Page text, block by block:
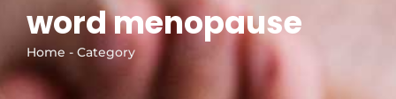
word menopause
Home - Category